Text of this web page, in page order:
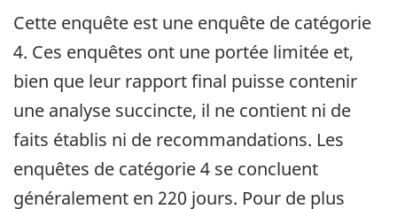
Cette enquête est une enquête de catégorie
4. Ces enquêtes ont une portée limitée et,
bien que leur rapport final puisse contenir
une analyse succincte, il ne contient ni de
faits établis ni de recommandations. Les
enquêtes de catégorie 4 se concluent
généralement en 220 jours. Pour de plus